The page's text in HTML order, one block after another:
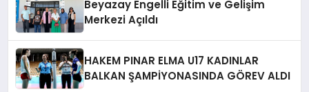
Beyazay Engelli Eğitim ve Gelişim
Merkezi Açıldı
HAKEM PINAR ELMA U17 KADINLAR
BALKAN ŞAMPİYONASINDA GÖREV ALDI